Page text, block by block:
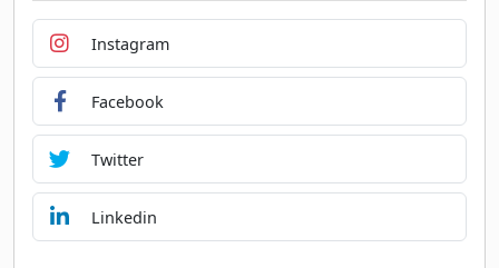
Instagram
Facebook
Twitter
Linkedin